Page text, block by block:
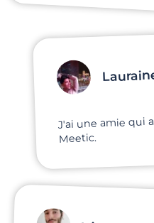
J'ai une amie qui
Meetic.